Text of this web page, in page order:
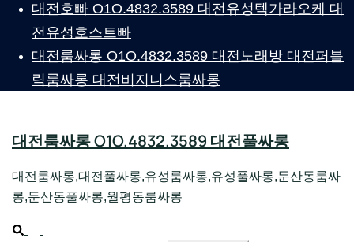
대전호빠 O1O.4832.3589 대전유성텍가라오케 대
전유성호스트빠
대전룸싸롱 O1O.4832.3589 대전노래방 대전퍼블
릭룸싸롱 대전비지니스룸싸롱
대전룸싸롱 O1O.4832.3589 대전풀싸롱
대전룸싸롱,대전풀싸롱,유성룸싸롱,유성풀싸롱,둔산동룸싸
롱,둔산동풀싸롱,월평동룸싸롱
Search